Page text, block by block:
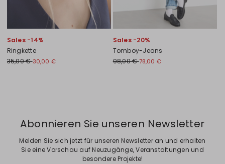
Sales -14%
Ringkette
35,00 €30,00 €
Sales -20%
Tomboy-Jeans
98,00 €78,00 €
Abonnieren Sie unseren Newsletter
Melden Sie sich jetzt für unseren Newsletter an und erhalten
Sie eine Vorschau auf Neuzugänge, Veranstaltungen und
besondere Projekte!